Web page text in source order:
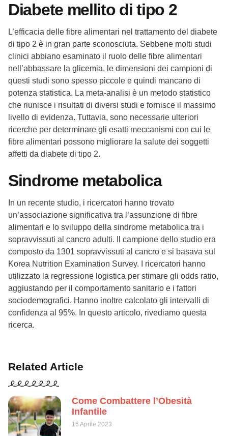
Diabete mellito di tipo 2
L’efficacia delle fibre alimentari nel trattamento del diabete
di tipo 2 è in gran parte sconosciuta. Sebbene molti studi
clinici abbiano esaminato il ruolo delle fibre alimentari
nell’abbassare la glicemia, le dimensioni dei campioni di
questi studi sono spesso piccole e quindi mancano di
potenza statistica. La meta-analisi è un metodo statistico
che riunisce i risultati di diversi studi e fornisce il massimo
livello di evidenza. Tuttavia, sono necessarie ulteriori
ricerche per determinare gli esatti meccanismi con cui le
fibre alimentari possono migliorare la salute dei soggetti
affetti da diabete di tipo 2.
Sindrome metabolica
In un recente studio, i ricercatori hanno trovato
un’associazione significativa tra l’assunzione di fibre
alimentari e lo sviluppo della sindrome metabolica tra i
sopravvissuti al cancro adulti. Il campione dello studio era
composto da 1301 sopravvissuti al cancro e si basava sul
Korea Nutrition Examination Survey. I ricercatori hanno
utilizzato la regressione logistica per stimare gli odds ratio,
aggiustando per il comportamento sanitario e i fattori
sociodemografici. Hanno inoltre calcolato gli intervalli di
confidenza al 95%. In questo articolo, rivediamo questa
ricerca.
Related Article
Come Combattere l’Obesità
Infantile
15 Aprile 2023